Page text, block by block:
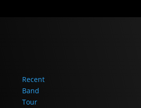
Recent
Band
Tour